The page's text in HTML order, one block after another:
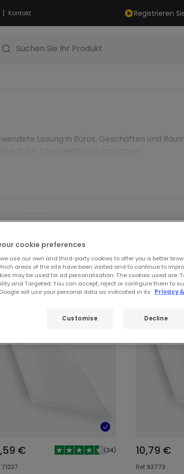
| Kontakt Registrieren
Suchen Sie Ihr Produkt
Lösung in Büros, Geschäften und
entdecken: LED-Panels
€ (34)
71237
10,79 €
Ref 92773
cookie preferences
use our own and third-party cookies to offer you a better
areas of the site have been visited and to continue to
may be used for ad personalisation. The cookies used are:
and Targeted. You can accept, reject or configure them to
will use your personal data as indicated in its
Privacy
Decline
Customise